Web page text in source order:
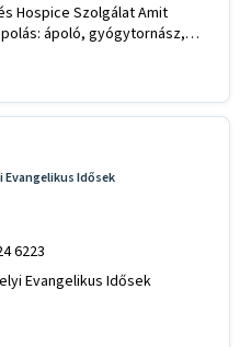
Hospice Szolgálat Amit
ápoló, gyógytornász,
Idősek
6223
Evangelikus Idősek